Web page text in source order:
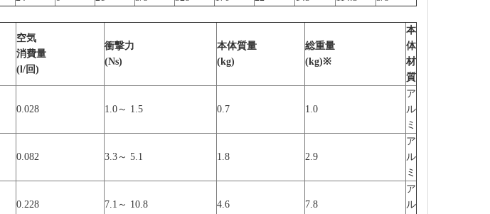
空気
消費量
(l/回)
衝撃力
(Ns)
本体質量
(kg)
総重量
(kg)※
本
体
材
質
0.028 1.0～ 1.5 0.7 1.0
ア
ル
ミ
0.082 3.3～ 5.1 1.8 2.9
ア
ル
ミ
0.228 7.1～ 10.8 4.6 7.8
ア
ル